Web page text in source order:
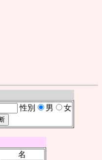
性別 男 女
名